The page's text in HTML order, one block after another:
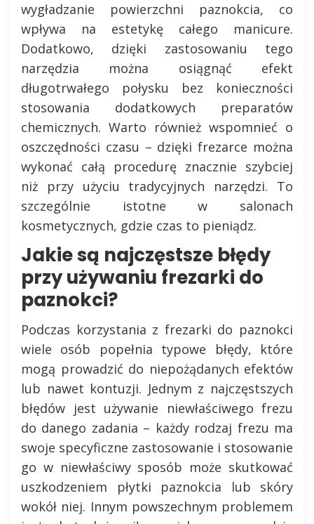
wygładzanie powierzchni paznokcia, co
wpływa na estetykę całego manicure.
Dodatkowo, dzięki zastosowaniu tego
narzędzia można osiągnąć efekt
długotrwałego połysku bez konieczności
stosowania dodatkowych preparatów
chemicznych. Warto również wspomnieć o
oszczędności czasu – dzięki frezarce można
wykonać całą procedurę znacznie szybciej
niż przy użyciu tradycyjnych narzędzi. To
szczególnie istotne w salonach
kosmetycznych, gdzie czas to pieniądz.
Jakie są najczęstsze błędy
przy używaniu frezarki do
paznokci?
Podczas korzystania z frezarki do paznokci
wiele osób popełnia typowe błędy, które
mogą prowadzić do niepożądanych efektów
lub nawet kontuzji. Jednym z najczęstszych
błędów jest używanie niewłaściwego frezu
do danego zadania – każdy rodzaj frezu ma
swoje specyficzne zastosowanie i stosowanie
go w niewłaściwy sposób może skutkować
uszkodzeniem płytki paznokcia lub skóry
wokół niej. Innym powszechnym problemem